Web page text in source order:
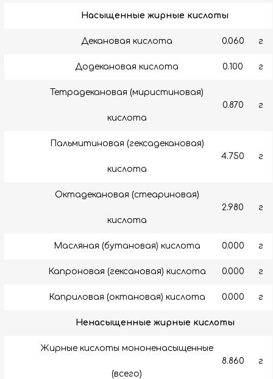
Насыщенные жирные кислоты
Декановая кислота 0.060 г
Додекановая кислота 0.100 г
Тетрадекановая (миристиновая)
кислота
0.870 г
Пальмитиновая (гексадекановая)
кислота
4.750 г
Октадекановая (стеариновая)
кислота
2.980 г
Масляная (бутановая) кислота 0.000 г
Капроновая (гексановая) кислота 0.000 г
Каприловая (октановая) кислота 0.000 г
Ненасыщенные жирные кислоты
Жирные кислоты мононенасыщенные
(всего)
8.860 г